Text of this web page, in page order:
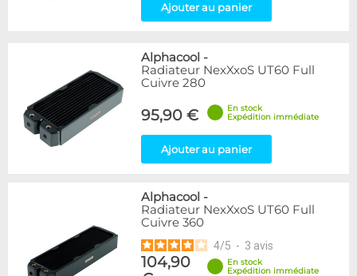
Ajouter au panier
Alphacool -
Radiateur NexXxoS UT60 Full
Cuivre 280
95,90 €
En stock
Expédition immédiate
Ajouter au panier
Alphacool -
Radiateur NexXxoS UT60 Full
Cuivre 360
4/5 - 3 avis
104,90
En stock
Expédition immédiate